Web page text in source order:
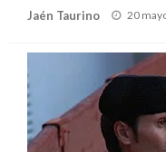
Jaén Taurino 20